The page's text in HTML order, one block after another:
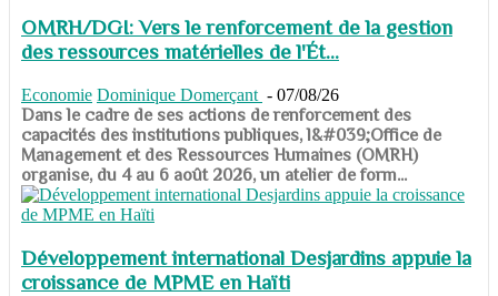
OMRH/DGI: Vers le renforcement de la gestion
des ressources matérielles de l'Ét...
Economie Dominique Domerçant - 07/08/26
Dans le cadre de ses actions de renforcement des
capacités des institutions publiques, l&#039;Office de
Management et des Ressources Humaines (OMRH)
organise, du 4 au 6 août 2026, un atelier de form...
Développement international Desjardins appuie la
croissance de MPME en Haïti